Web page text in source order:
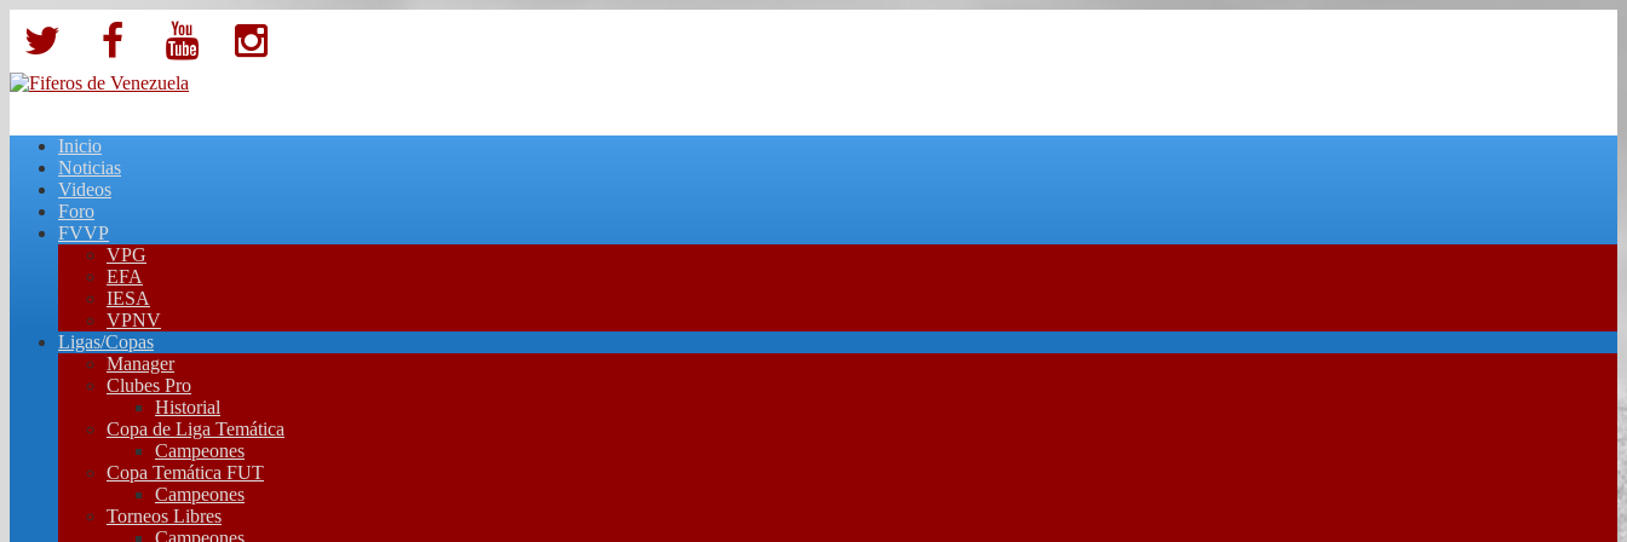
Inicio
Noticias
Videos
Foro
FVVP
VPG
EFA
IESA
VPNV
Ligas/Copas
Manager
Clubes Pro
Historial
Copa de Liga Temática
Campeones
Copa Temática FUT
Campeones
Torneos Libres
Campeones